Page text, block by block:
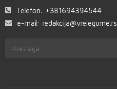
Telefon: +381694394544
e-mail: redakcija@vrelegume.rs